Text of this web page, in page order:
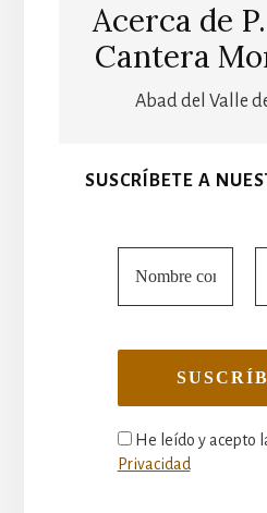
Acerca de
Cantera
Abad del Valle
SUSCRÍBETE A
He leído y acepto
Privacidad